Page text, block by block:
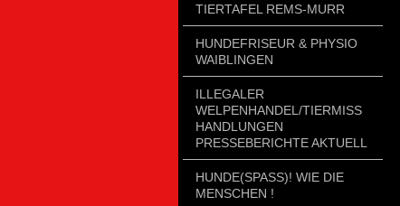
TIERTAFEL REMS-MURR
HUNDEFRISEUR & PHYSIO
WAIBLINGEN
ILLEGALER
WELPENHANDEL/TIERMISSH
ANDLUNGEN P
RESSEBERICHTE AKTUELL
HUNDE(SPASS)! WIE DIE
MENSCHEN !